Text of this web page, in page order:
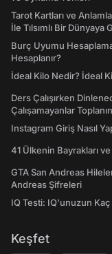
Tarot Kartları ve
İle Tılsımlı Bir Dünyaya
Burç Uyumu
Hesaplanır?
İdeal Kilo Nedir? İdeal
Ders Çalışırken
Çalışamayanlar
Instagram Giriş Nasıl
41 Ülkenin Bayrakları
GTA San Andreas
Andreas Şifreleri
IQ Testi: IQ'unuzun
Keşfet